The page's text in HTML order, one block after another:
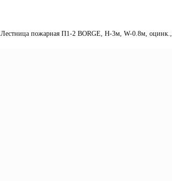
Лестница пожарная П1-2 BORGE, Н-3м, W-0.8м,